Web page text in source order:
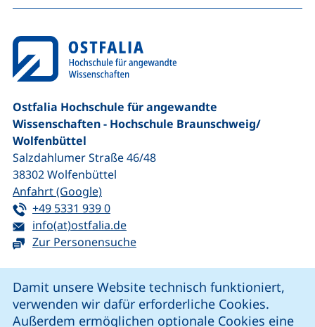
Damit unsere Website technisch funktioniert,
verwenden wir dafür erforderliche Cookies.
Außerdem ermöglichen optionale Cookies eine
Ostfalia Hochschule für angewandte
Wissenschaften - Hochschule Braunschweig/​
Wolfenbüttel
Salzdahlumer Straße 46/48
38302Wolfenbüttel
Anfahrt (Google)(externer Link, öffnet neues Fenster)
Tel:
+49 5331 939 0(startet einen Telefonanruf, wenn Ihr
E-Mail:
info(at)ostfalia.de(öffnet Ihr E-Mail-Programm)
Zur Personensuche
unsere Facebook-Seite (externer Link, öffnet neues
unsere LinkedIn-Seite (externer Link, öffnet
unsere Instagram-Seite (externer Link,
unsere YouTube-Seite (externer